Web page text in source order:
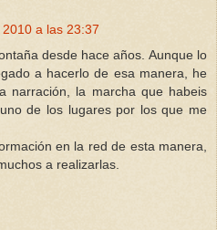
a las 23:37
desde hace años. Aunque lo
a hacerlo de esa manera, he
narración, la marcha que habeis
de los lugares por los que me
en la red de esta manera,
a realizarlas.